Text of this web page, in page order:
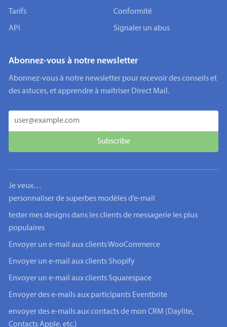
Tarifs
API
Conformité
Signaler un abus
Abonnez-vous à notre newsletter
Abonnez-vous à notre newsletter pour recevoir des conseils et
des astuces, et apprendre à maîtriser Direct Mail.
Je veux…
personnaliser de superbes modèles d’e-mail
tester mes designs dans les clients de messagerie les plus
populaires
Envoyer un e-mail aux clients WooCommerce
Envoyer un e-mail aux clients Shopify
Envoyer un e-mail aux clients Squarespace
Envoyer des e-mails aux participants Eventbrite
envoyer des e-mails aux contacts de mon CRM (Daylite,
Contacts Apple, etc.)